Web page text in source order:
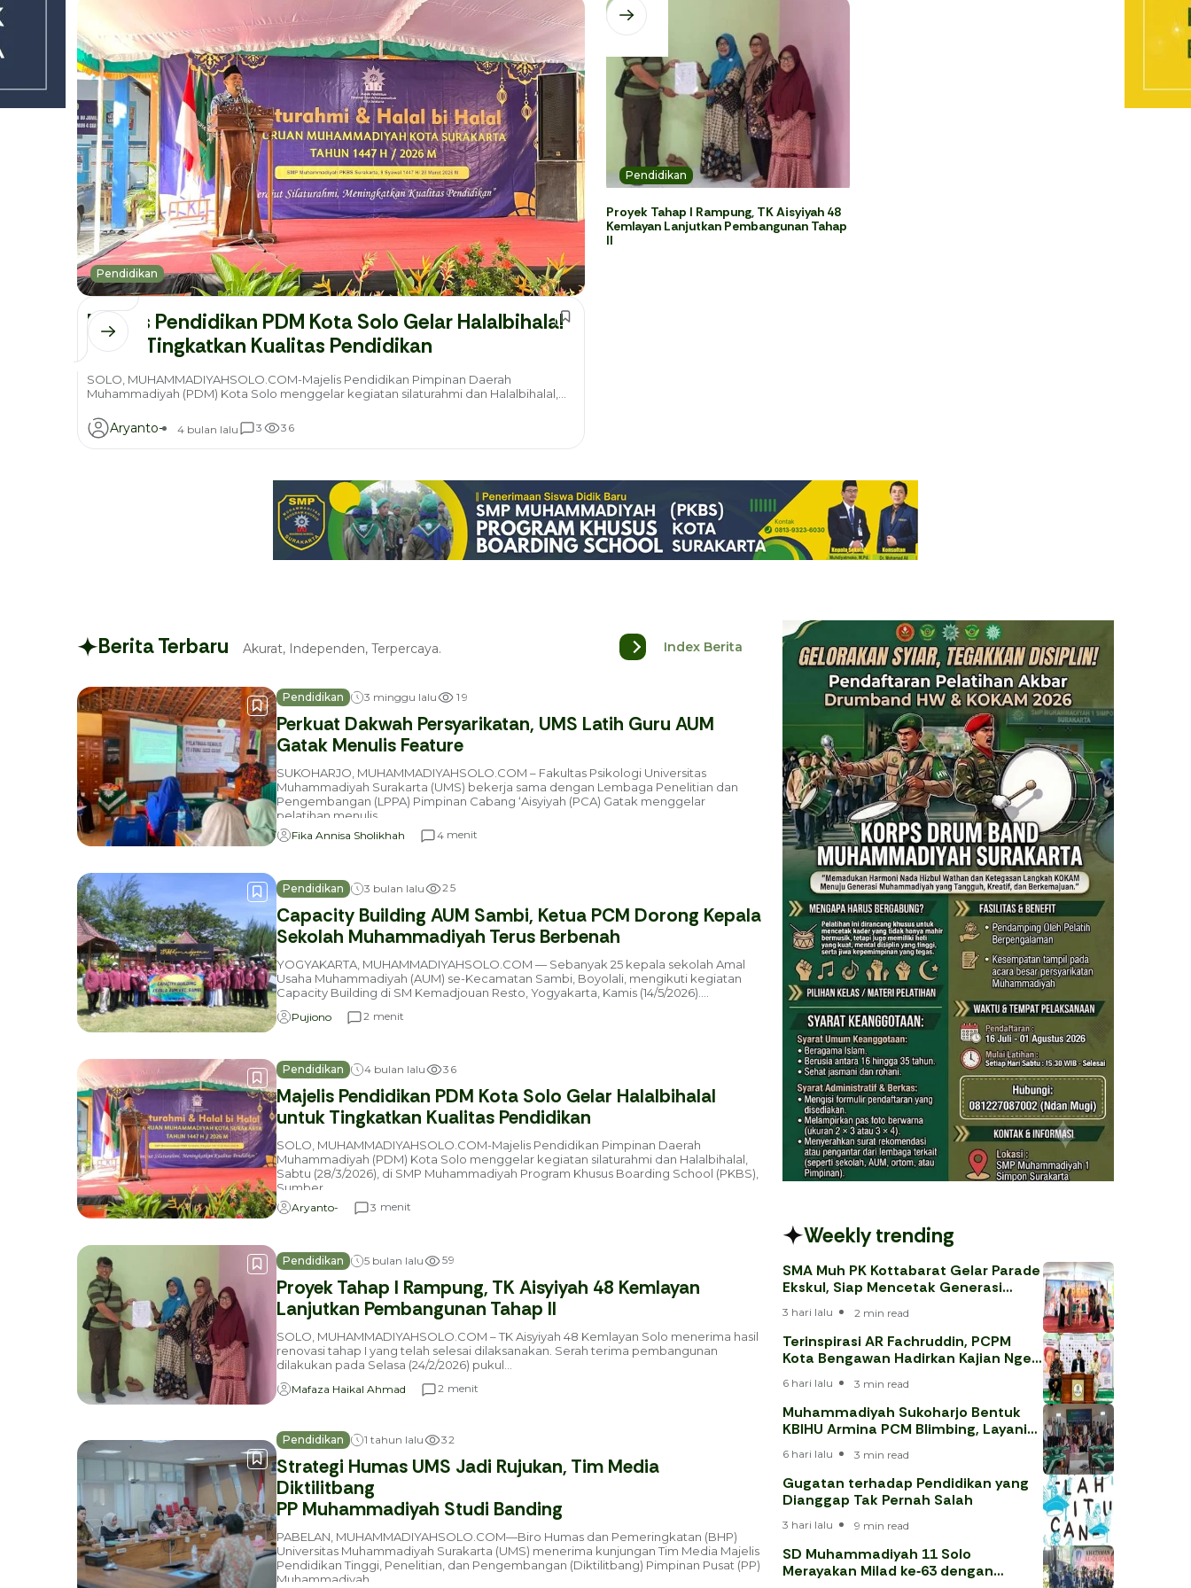
Pendidikan
Majelis Pendidikan PDM Kota Solo Gelar Halalbihalal
untuk Tingkatkan Kualitas Pendidikan
SOLO, MUHAMMADIYAHSOLO.COM-Majelis Pendidikan Pimpinan Daerah
Muhammadiyah (PDM) Kota Solo menggelar kegiatan silaturahmi dan Halalbihalal,
Sumber,...
Aryanto- 4 bulan lalu 3 3 6
Pendidikan
Proyek Tahap I Rampung, TK Aisyiyah 48
Kemlayan Lanjutkan Pembangunan Tahap
II
Berita Terbaru Akurat, Independen, Terpercaya. Index Berita
Pendidikan 3 minggu lalu 1 9
Perkuat Dakwah Persyarikatan, UMS Latih Guru AUM
Gatak Menulis Feature
SUKOHARJO, MUHAMMADIYAHSOLO.COM – Fakultas Psikologi Universitas
Muhammadiyah Surakarta (UMS) bekerja sama dengan Lembaga Penelitian dan
Pengembangan (LPPA) Pimpinan Cabang ‘Aisyiyah (PCA) Gatak menggelar
pelatihan menulis...
Fika Annisa Sholikhah 4menit
Pendidikan 3 bulan lalu 25
Capacity Building AUM Sambi, Ketua PCM Dorong Kepala
Sekolah Muhammadiyah Terus Berbenah
YOGYAKARTA, MUHAMMADIYAHSOLO.COM — Sebanyak 25 kepala sekolah Amal
Usaha Muhammadiyah (AUM) se-Kecamatan Sambi, Boyolali, mengikuti kegiatan
Capacity Building di SM Kemadjouan Resto, Yogyakarta, Kamis (14/5/2026)....
Pujiono 2 menit
Pendidikan 4 bulan lalu 3 6
Majelis Pendidikan PDM Kota Solo Gelar Halalbihalal
untuk Tingkatkan Kualitas Pendidikan
SOLO, MUHAMMADIYAHSOLO.COM-Majelis Pendidikan Pimpinan Daerah
Muhammadiyah (PDM) Kota Solo menggelar kegiatan silaturahmi dan Halalbihalal,
Sabtu (28/3/2026), di SMP Muhammadiyah Program Khusus Boarding School (PKBS),
Sumber,...
Aryanto- 3 menit
Pendidikan 5 bulan lalu 59
Proyek Tahap I Rampung, TK Aisyiyah 48 Kemlayan
Lanjutkan Pembangunan Tahap II
SOLO, MUHAMMADIYAHSOLO.COM – TK Aisyiyah 48 Kemlayan Solo menerima hasil
renovasi tahap I yang telah selesai dilaksanakan. Serah terima pembangunan
dilakukan pada Selasa (24/2/2026) pukul...
Mafaza Haikal Ahmad 2 menit
Pendidikan 1 tahun lalu 32
Strategi Humas UMS Jadi Rujukan, Tim Media
Diktilitbang
PP Muhammadiyah Studi Banding
PABELAN, MUHAMMADIYAHSOLO.COM—Biro Humas dan Pemeringkatan (BHP)
Universitas Muhammadiyah Surakarta (UMS) menerima kunjungan Tim Media Majelis
Pendidikan Tinggi, Penelitian, dan Pengembangan (Diktilitbang) Pimpinan Pusat (PP)
Muhammadiyah...
Weekly trending
SMA Muh PK Kottabarat Gelar Parade
Ekskul, Siap Mencetak Generasi
3 hari lalu 2 min read
Terinspirasi AR Fachruddin, PCPM
Kota Bengawan Hadirkan Kajian Nge-
6 hari lalu 3 min read
Muhammadiyah Sukoharjo Bentuk
KBIHU Armina PCM Blimbing, Layani
6 hari lalu 3 min read
Gugatan terhadap Pendidikan yang
Dianggap Tak Pernah Salah
3 hari lalu 9 min read
SD Muhammadiyah 11 Solo
Merayakan Milad ke‑63 dengan